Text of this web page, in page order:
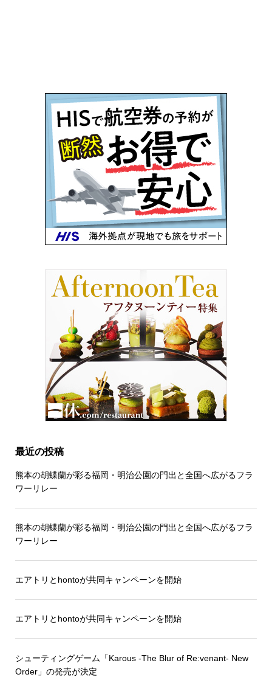
最近の投稿
熊本の胡蝶蘭が彩る福岡・明治公園の門出と全国へ広がるフラ
ワーリレー
熊本の胡蝶蘭が彩る福岡・明治公園の門出と全国へ広がるフラ
ワーリレー
エアトリとhontoが共同キャンペーンを開始
エアトリとhontoが共同キャンペーンを開始
シューティングゲーム「Karous -The Blur of Re:venant- New
Order」の発売が決定